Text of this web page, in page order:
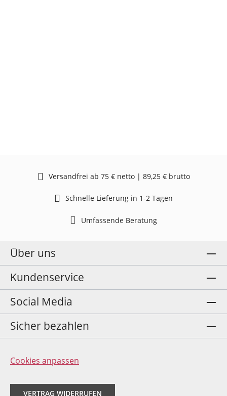
Versandfrei ab 75 € netto | 89,25 € brutto
Schnelle Lieferung in 1-2 Tagen
Umfassende Beratung
Über uns
Kundenservice
Social Media
Sicher bezahlen
Cookies anpassen
VERTRAG WIDERRUFEN